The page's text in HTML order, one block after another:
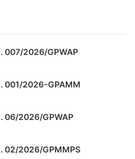
007/2026/GPWAP
001/2026-GPAMM
06/2026/GPWAP
02/2026/GPMMPS